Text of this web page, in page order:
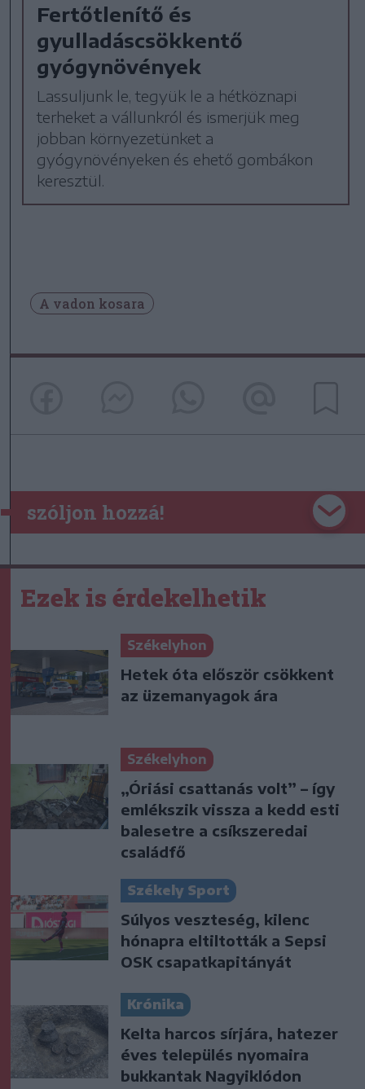
Fertőtlenítő és
gyulladáscsökkentő
gyógynövények
Lassuljunk le, tegyük le a hétköznapi
terheket a vállunkról és ismerjük meg
jobban környezetünket a
gyógynövényeken és ehető gombákon
keresztül.
A vadon kosara
szóljon hozzá!
Ezek is érdekelhetik
Székelyhon
Hetek óta először csökkent
az üzemanyagok ára
Székelyhon
„Óriási csattanás volt” – így
emlékszik vissza a kedd esti
balesetre a csíkszeredai
családfő
Székely Sport
Súlyos veszteség, kilenc
hónapra eltiltották a Sepsi
OSK csapatkapitányát
Krónika
Kelta harcos sírjára, hatezer
éves település nyomaira
bukkantak Nagyiklódon